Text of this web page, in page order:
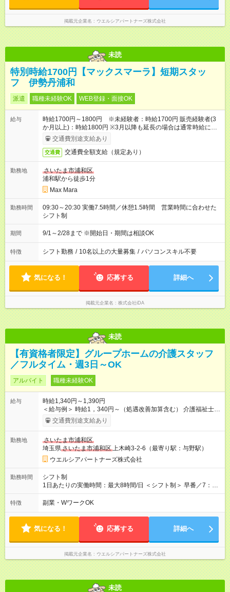
掲載元企業名 ウエルシアパートナーズ株式会社
未読
特別時給1700円【マックスマーラ】短期スタッ
フ 伊勢丹浦和
派遣 職種未経験OK WEB登録・面接OK
給与
時給1700円～1800円 ※未経験者：時給1700円 販売経験者(3
か月以上)：時給1800円 ※3月以降も延長の場合は通常時給に戻
ります交通費別途支給あり
交通費 交通費全額支給（規定あり）
勤務地
さいたま市浦和区
浦和駅から徒歩1分
Max Mara
勤務時間
09:30～20:30 実働7.5時間／休憩1.5時間 営業時間に合わせた
シフト制
期間 9/1～2/28まで ※開始日・期間は相談OK
特徴 シフト勤務 / 10名以上の大量募集 / パソコンスキル不要
気になる！ 応募する 詳細へ
掲載元企業名 株式会社iDA
未読
【有資格者限定】グループホームの介護スタッフ
／フルタイム・週3日～OK
アルバイト 職種未経験OK
給与
時給1,340円～1,390円
＜給与例＞ 時給1，340円～（処遇改善加算含む） 介護福祉士は
時給50円アップ！（1，390円～） 〇固定残業なし （残業代別
途全額支給） 【試用期間】試用期間なし
交通費別途支給あり
勤務地
さいたま市浦和区
埼玉県さいたま市浦和区上木崎3-2-6（最寄り駅：与野駅）
ウエルシアパートナーズ株式会社
勤務時間
シフト制
1日あたりの実働時間：最大8時間/日 ＜シフト制＞ 早番／7：00
～16：00 日勤／9：00～18：00 遅番／11：00～20：00 （休憩
1時間）※実働8時間 ◆2～3シフトで応相談。 ◆夜勤はありませ
で相談可能
特徴 副業・WワークOK
気になる！ 応募する 詳細へ
掲載元企業名 ウエルシアパートナーズ株式会社
未読